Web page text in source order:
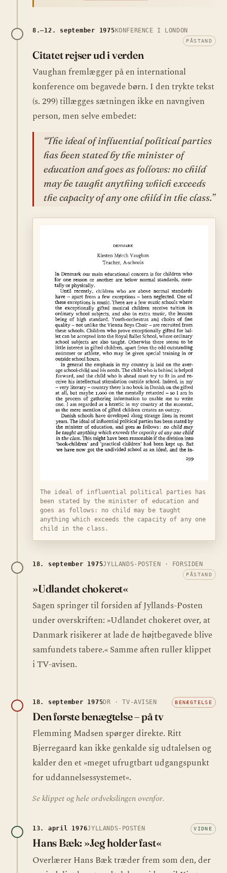
8.–12. september 1975 KONFERENCE I LONDON
PÅSTAND
Citatet rejser ud i verden
Vaughan fremlægger på en international
konference om begavede børn. I den trykte tekst
(s. 299) tillægges sætningen ikke en navngiven
person, men selve embedet:
“The ideal of influential political parties
has been stated by the minister of
education and goes as follows: no child
may be taught anything which exceeds
the capacity of any one child in the class.”
The ideal of influential political parties has
been stated by the minister of education and
goes as follows: no child may be taught
anything which exceeds the capacity of any one
child in the class.
18. september 1975JYLLANDS-POSTEN · FORSIDEN
PÅSTAND
»Udlandet chokeret«
Sagen springer til forsiden af Jyllands-Posten
under overskriften: »Udlandet chokeret over, at
Danmark risikerer at lade de højtbegavede blive
samfundets tabere.« Samme aften ruller klippet
i TV-avisen.
18. september 1975DR · TV-AVISEN BENÆGTELSE
Den første benægtelse – på tv
Flemming Madsen spørger direkte. Ritt
Bjerregaard kan ikke genkalde sig udtalelsen og
kalder den et »meget ufrugtbart udgangspunkt
for uddannelsessystemet«.
Se klippet og hele ordvekslingen ovenfor.
13. april 1976JYLLANDS-POSTEN VIDNE
Hans Bæk: »Jeg holder fast«
Overlærer Hans Bæk træder frem som den, der